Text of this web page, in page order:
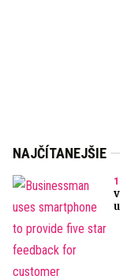
NAJČÍTANEJŠIE